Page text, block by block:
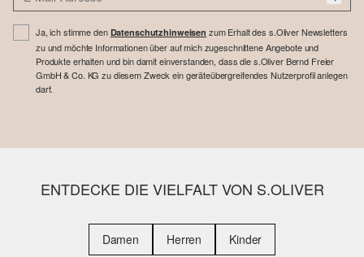
Ja, ich stimme den Datenschutzhinweisen zum Erhalt des s.Oliver Newsletters
zu und möchte Informationen über auf mich zugeschnittene Angebote und
Produkte erhalten und bin damit einverstanden, dass die s.Oliver Bernd Freier
GmbH & Co. KG zu diesem Zweck ein geräteübergreifendes Nutzerprofil anlegen
darf.
ENTDECKE DIE VIELFALT VON S.OLIVER
Damen Herren Kinder